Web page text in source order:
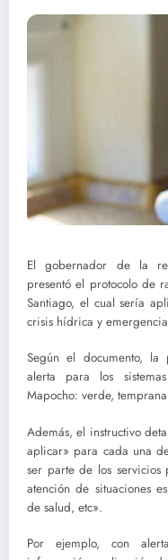
El gobernador de la
presentó el protocolo de
Santiago, el cual sería
crisis hídrica y
Según el documento,
alerta para los
Mapocho: verde,
Además, el instructivo
aplicar» para cada una
ser parte de los
atención de situaciones
de salud, etc».
Por ejemplo, con